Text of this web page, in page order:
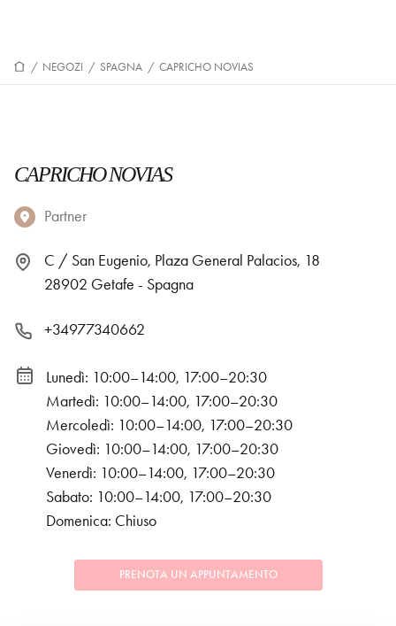
/ NEGOZI / SPAGNA / CAPRICHO NOVIAS
CAPRICHO NOVIAS
Partner
C / San Eugenio, Plaza General Palacios, 18
28902 Getafe - Spagna
+34977340662
Lunedì: 10:00–14:00, 17:00–20:30
Martedì: 10:00–14:00, 17:00–20:30
Mercoledì: 10:00–14:00, 17:00–20:30
Giovedì: 10:00–14:00, 17:00–20:30
Venerdì: 10:00–14:00, 17:00–20:30
Sabato: 10:00–14:00, 17:00–20:30
Domenica: Chiuso
PRENOTA UN APPUNTAMENTO